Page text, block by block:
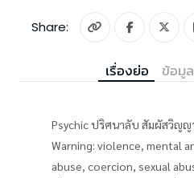
Share:
เรื่องย่อ ข้อมู
Psychic ปริศนาลับ สัมผัสวิญญ
Warning: violence, mental
abuse, coercion, sexual